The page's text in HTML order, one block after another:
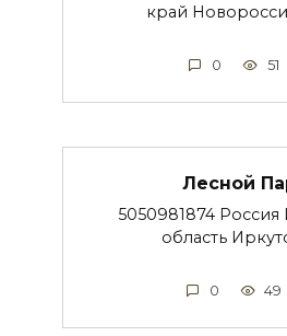
край
0 51
Лесной
5050981874 Россия
область
0 49